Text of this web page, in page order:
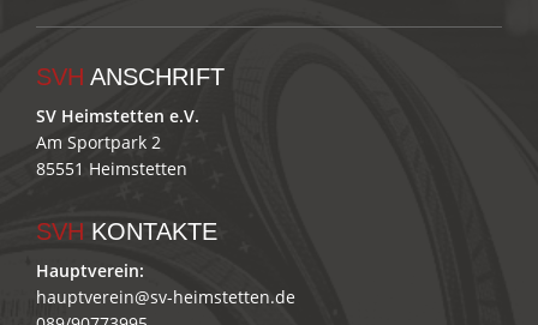
SVH ANSCHRIFT
SV Heimstetten e.V.
Am Sportpark 2
85551 Heimstetten
SVH KONTAKTE
Hauptverein:
hauptverein@sv-heimstetten.de